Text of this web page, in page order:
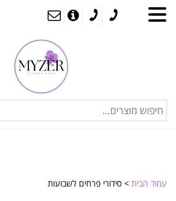
עמוד הבית > סידורי פרחים לשבועות